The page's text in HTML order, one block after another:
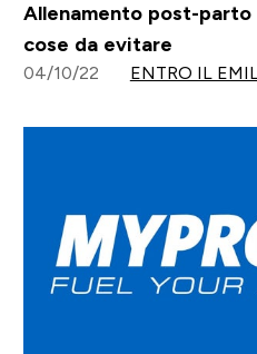
Allenamento post-parto
cose da evitare
04/10/22 ENTRO IL